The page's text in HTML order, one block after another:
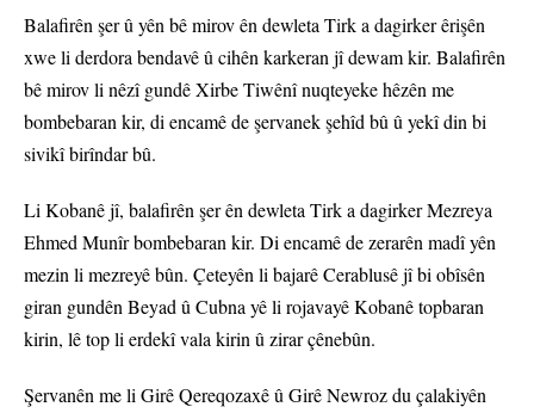
Balafirên şer û yên bê mirov ên dewleta Tirk a dagirker êrişên
xwe li derdora bendavê û cihên karkeran jî dewam kir. Balafirên
bê mirov li nêzî gundê Xirbe Tiwênî nuqteyeke hêzên me
bombebaran kir, di encamê de şervanek şehîd bû û yekî din bi
sivikî birîndar bû.
Li Kobanê jî, balafirên şer ên dewleta Tirk a dagirker Mezreya
Ehmed Munîr bombebaran kir. Di encamê de zerarên madî yên
mezin li mezreyê bûn. Çeteyên li bajarê Cerablusê jî bi obîsên
giran gundên Beyad û Cubna yê li rojavayê Kobanê topbaran
kirin, lê top li erdekî vala kirin û zirar çênebûn.
Şervanên me li Girê Qereqozaxê û Girê Newroz du çalakiyên